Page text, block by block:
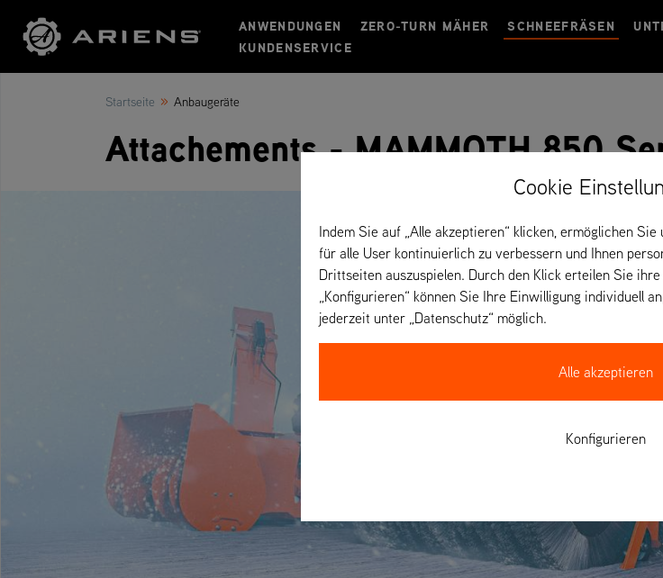
ANWENDUNGEN ZERO-TURN MÄHER SCHNEEFRÄSEN
KUNDENSERVICE
Startseite » Anbaugeräte
Attachements - MAMMOTH 850
Cookie
Indem Sie auf „Alle akzeptieren“ klicken, ermöglichen
für alle User kontinuierlich zu verbessern und Ihnen
Drittseiten auszuspielen. Durch den Klick erteilen Sie
„Konfigurieren“ können Sie Ihre Einwilligung individuell
jederzeit unter „Datenschutz“ möglich.
Alle akzeptieren
Konfigurieren